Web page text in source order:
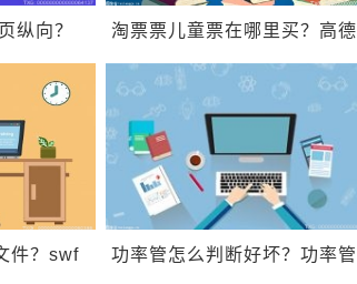
纵向？ 淘票票儿童票在哪里买？高德
地图黑色模式怎么调整？
件？swf 功率管怎么判断好坏？功率管